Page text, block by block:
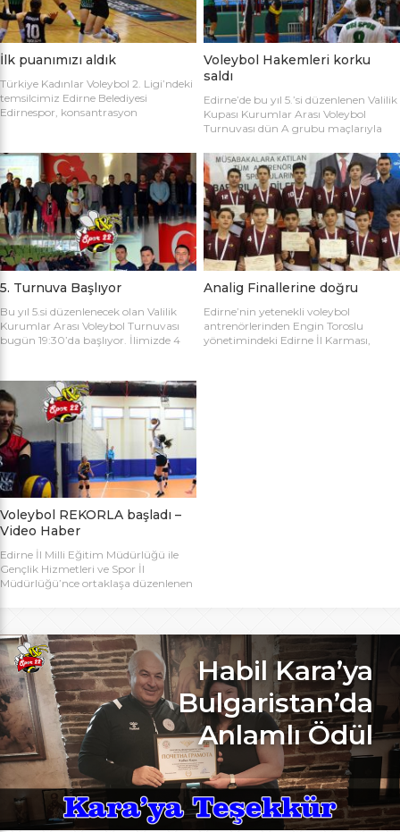
Sibel, Cere, Simge, Yaren, Halime,
Selay, Kübra, Deniz Salihli Belediye
Spor: […]
Tank, Halime Akay, Selay Çalışkan,
Büşra […]
İlk puanımızı aldık
Türkiye Kadınlar Voleybol 2. Ligi’ndeki
temsilcimiz Edirne Belediyesi
Edirnespor, konsantrasyon
Kadınlar Voleybol 2. Ligi’ne devam
edilirken Edirnespor Kadın Voleybol
Takımı Mimar Sinan Spor Salonu’nda
kendi seyircisi önünde ilk maçına çıktı.
İlk maçında deplasmanda Bursa
Nilüfer Belediyesi’ne 3-0 mağlup
olmuştu. İkinci maçında konuk ettiği
Biga […]
Voleybol Hakemleri korku
saldı
Edirne’de bu yıl 5.’si düzenlenen Valilik
Kupası Kurumlar Arası Voleybol
Turnuvası dün A grubu maçlarıyla
ile Ecacılar Odası karşı karşıya geldi.
Maçı üçyüzden fazla voleybol sever
izledi. Takımlar sahaya şu kadrolarla
çıktılar: Voleybol Hakemleri: Oğulcan
Kuru, Öyküm Akıncı, Ecem Göçmen,
Özge Göktaş, Rabia Acun, Gökay
Karatop, Semih Sormaz, Coşkun
Özsoy […]
5. Turnuva Başlıyor
Bu yıl 5.si düzenlenecek olan Valilik
Kurumlar Arası Voleybol Turnuvası
bugün 19:30’da başlıyor. İlimizde 4
bugün başlıyor. Toplamda 14 takımın
katılımıyla düzenlenen 5. Valilik
Voleybol Turnuvasının teknik
toplantısı ve kura çekimi Aliço
Pehlivan Sporcu Eğitim Merkezi
Toplantı Salonu’nda yapıldı.
Toplantıya Voleybol hakemi ve
antrenörü Engin Toroslu, Ayhan […]
Analig Finallerine doğru
Edirne’nin yetenekli voleybol
antrenörlerinden Engin Toroslu
yönetimindeki Edirne İl Karması,
Voleybol REKORLA başladı –
Video Haber
Edirne İl Milli Eğitim Müdürlüğü ile
Gençlik Hizmetleri ve Spor İl
Müdürlüğü’nce ortaklaşa düzenlenen
rekoru kırıldı. REKOR KATILIMA
REKORLU AÇILIŞ Edirne Okullar
Arası Genç Kızlar A Kategorisi
Voleybol İl Şampiyonluğu maçlarına
bu yıl 8 grupta toplam […]
Habil Kara’ya
Bulgaristan’da
Anlamlı Ödül